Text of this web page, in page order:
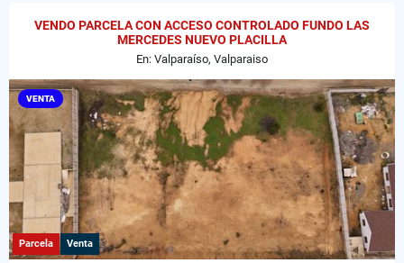
VENDO PARCELA CON ACCESO CONTROLADO FUNDO LAS
MERCEDES NUEVO PLACILLA
En: Valparaíso, Valparaiso
VENTA
Parcela Venta